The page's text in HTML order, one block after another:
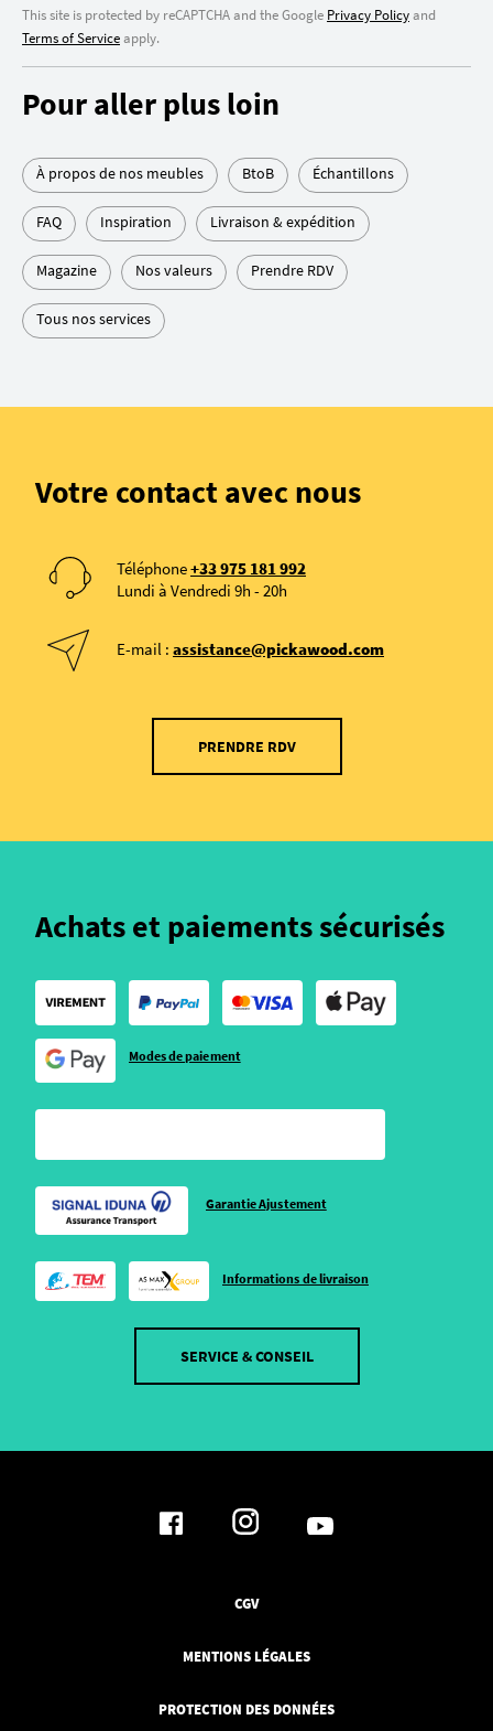
This site is protected by reCAPTCHA and the Google Privacy Policyand
Terms of Serviceapply.
Pour aller plus loin
À propos de nos meubles BtoB Échantillons
FAQ Inspiration Livraison & expédition
Magazine Nos valeurs Prendre RDV
Tous nos services
Votre contact avec nous
Téléphone+33 975 181 992
Lundi à Vendredi 9h - 20h
E-mail : assistance@pickawood.com
PRENDRE RDV
Achats et paiements sécurisés
Modes de paiement
Garantie Ajustement
Informations de livraison
SERVICE & CONSEIL
CGV
MENTIONS LÉGALES
PROTECTION DES DONNÉES